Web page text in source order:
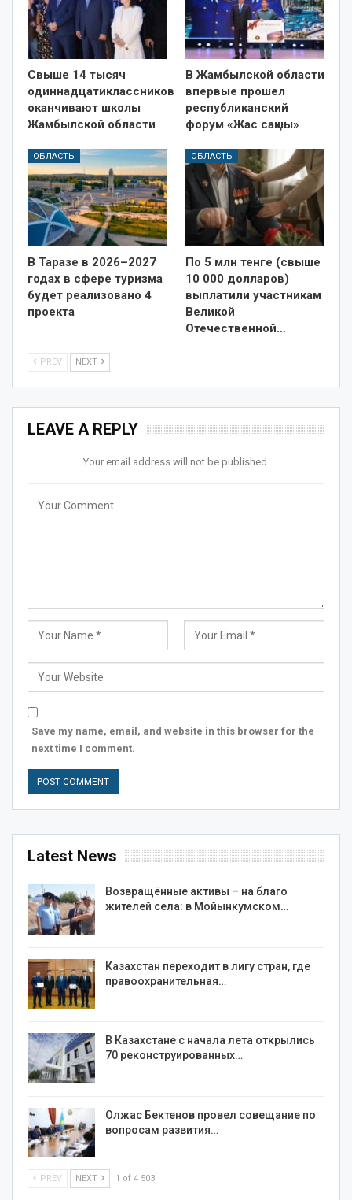
Свыше 14 тысяч
одиннадцатиклассников
оканчивают школы
Жамбылской области
В Жамбылской области
впервые прошел
республиканский
форум «Жас сақшы»
ОБЛАСТЬ
В Таразе в 2026–2027
годах в сфере туризма
будет реализовано 4
проекта
ОБЛАСТЬ
По 5 млн тенге (свыше
10 000 долларов)
выплатили участникам
Великой
Отечественной…
PREV NEXT
LEAVE A REPLY
Your email address will not be published.
Save my name, email, and website in this browser for the
next time I comment.
Latest News
Возвращённые активы – на благо
жителей села: в Мойынкумском…
Казахстан переходит в лигу стран, где
правоохранительная…
В Казахстане с начала лета открылись
70 реконструированных…
Олжас Бектенов провел совещание по
вопросам развития…
PREV NEXT 1 of 4 503